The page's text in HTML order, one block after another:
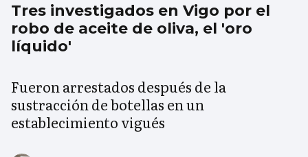
Tres investigados en Vigo por el
robo de aceite de oliva, el 'oro
líquido'
Fueron arrestados después de la
sustracción de botellas en un
establecimiento vigués